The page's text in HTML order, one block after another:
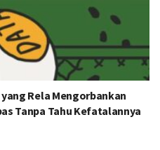
Rela Mengorbankan
Tanpa Tahu Kefatalannya